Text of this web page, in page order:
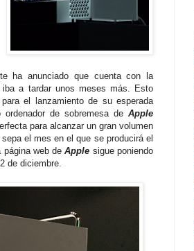
ha anunciado que cuenta con la
a tardar unos meses más. Esto
el lanzamiento de su esperada
ordenador de sobremesa deApple
para alcanzar un gran volumen
el mes en el que se producirá el
página web deApple sigue poniendo
de diciembre.